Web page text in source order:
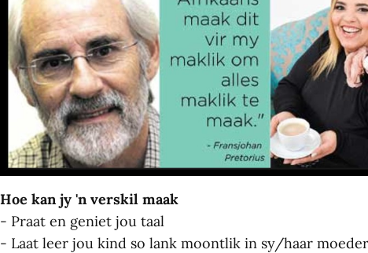
Hoe kan jy 'n verskil maak
- Praat en geniet jou taal
- Laat leer jou kind so lank moontlik in sy/haar